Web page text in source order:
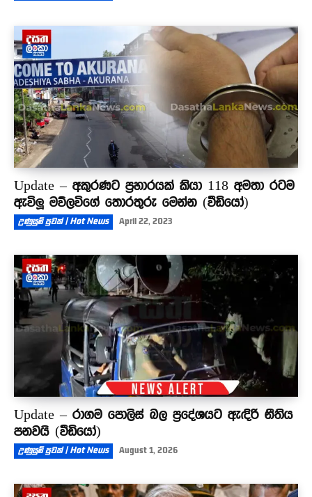
Update – අකුරණට ප්‍රහාරයක් කියා 118 අමතා රටම
ඇවිලූ මව්ලවිගේ තොරතුරු මෙන්න (වීඩියෝ)
උණුසුම් පුවත් | Hot News April 22, 2023
Update – රාගම පොලිස් බල ප්‍රදේශයට ඇඳිරි නීතිය
පනවයි (වීඩියෝ)
උණුසුම් පුවත් | Hot News August 1, 2026